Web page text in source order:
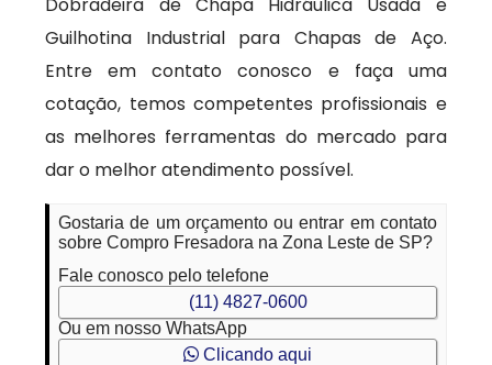
Guilhotina Industrial para Chapas de Aço.
Entre em contato conosco e faça uma
cotação, temos competentes profissionais e
as melhores ferramentas do mercado para
dar o melhor atendimento possível.
Gostaria de um orçamento ou entrar em contato
sobre Compro Fresadora na Zona Leste de SP?
Fale conosco pelo telefone
(11) 4827-0600
Ou em nosso WhatsApp
Clicando aqui